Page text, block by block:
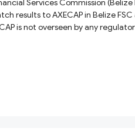
Services Commission
results to AXECAP in Belize
is not overseen by any